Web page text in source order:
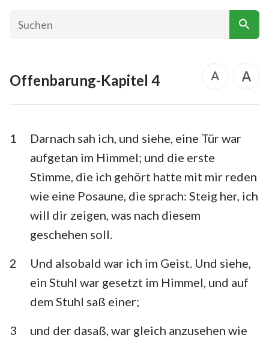
Galater
1. Thessalonicher 2. Thessalonicher
1. Timotheus 2. Timotheus
Titus Philemon
Hebräer Jakobus
1. Johannes 2. Johannes
3. Johannes
Offenbarung
Offenbarung-Kapitel 4
1
Darnach sah ich, und siehe, eine Tür war
aufgetan im Himmel; und die erste
Stimme, die ich gehört hatte mit mir reden
wie eine Posaune, die sprach: Steig her, ich
will dir zeigen, was nach diesem
geschehen soll.
2
Und alsobald war ich im Geist. Und siehe,
ein Stuhl war gesetzt im Himmel, und auf
dem Stuhl saß einer;
3
und der dasaß, war gleich anzusehen wie